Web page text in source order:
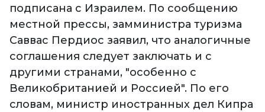
подписана с Израилем. По сообщению
местной прессы, замминистра туризма
Саввас Пердиос заявил, что аналогичные
соглашения следует заключать и с
другими странами, "особенно с
Великобританией и Россией". По его
словам, министр иностранных дел Кипра